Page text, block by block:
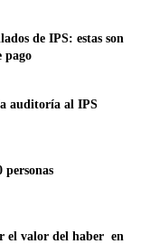
de IPS: estas son
pago
auditoría al IPS
personas
el valor del haber  en